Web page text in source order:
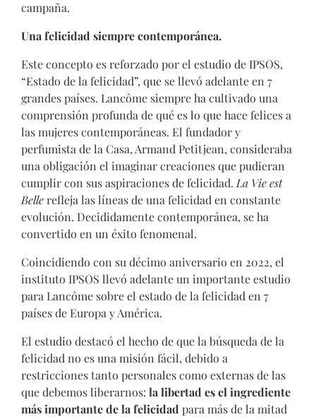
campaña.
Una felicidad siempre contemporánea.
Este concepto es reforzado por el estudio de IPSOS,
“Estado de la felicidad”, que se llevó adelante en 7
grandes países. Lancôme siempre ha cultivado una
comprensión profunda de qué es lo que hace felices a
las mujeres contemporáneas. El fundador y
perfumista de la Casa, Armand Petitjean, consideraba
una obligación el imaginar creaciones que pudieran
cumplir con sus aspiraciones de felicidad. La Vie est
Bellerefleja las líneas de una felicidad en constante
evolución. Decididamente contemporánea, se ha
convertido en un éxito fenomenal.
Coincidiendo con su décimo aniversario en 2022, el
instituto IPSOS llevó adelante un importante estudio
para Lancôme sobre el estado de la felicidad en 7
países de Europa y América.
El estudio destacó el hecho de que la búsqueda de la
felicidad no es una misión fácil, debido a
restricciones tanto personales como externas de las
que debemos liberarnos: la libertad es el ingrediente
más importante de la felicidad para más de la mitad